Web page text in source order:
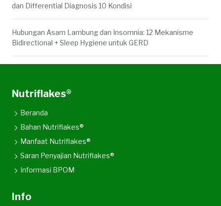
dan Differential Diagnosis 10 Kondisi
Hubungan Asam Lambung dan Insomnia: 12 Mekanisme
Bidirectional + Sleep Hygiene untuk GERD
Nutriflakes®
Beranda
Bahan Nutriflakes®
Manfaat Nutriflakes®
Saran Penyajian Nutriflakes®
Informasi BPOM
Info